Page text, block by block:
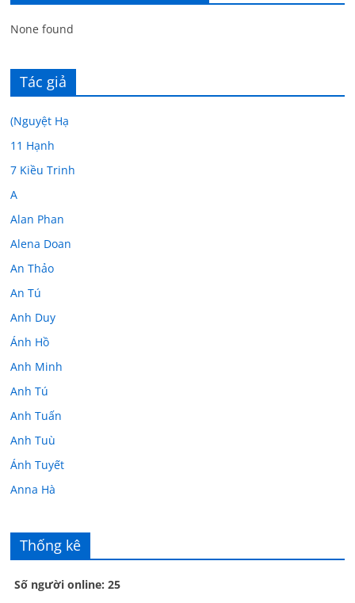
None found
Tác giả
(Nguyệt Hạ
11 Hạnh
7 Kiều Trinh
A
Alan Phan
Alena Doan
An Thảo
An Tú
Anh Duy
Ánh Hồ
Anh Minh
Anh Tú
Anh Tuấn
Anh Tuù
Ánh Tuyết
Anna Hà
Âu Tú Vân
Bác sĩ Hoa
Bác sĩ Stephen Mak
Thống kê
Số người online: 25